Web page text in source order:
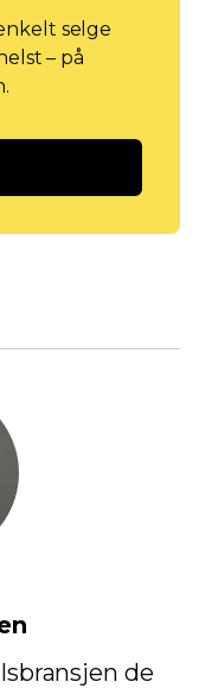
selge
– på
de